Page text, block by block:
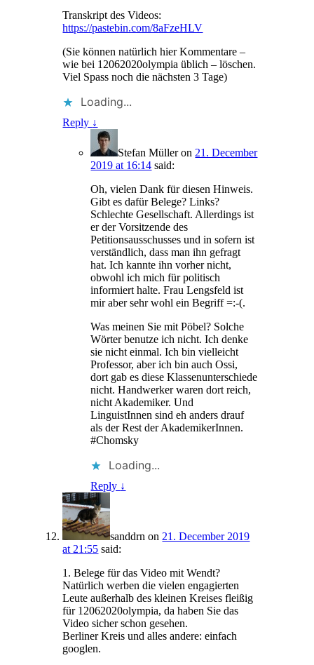
Transkript des Videos:
https://pastebin.com/8aFzeHLV
(Sie können natürlich hier Kommentare –
wie bei 12062020olympia üblich – löschen.
Viel Spass noch die nächsten 3 Tage)
Loading...
Reply ↓
Stefan Mülleron 21. December
2019 at 16:14 said:
Oh, vielen Dank für diesen Hinweis.
Gibt es dafür Belege? Links?
Schlechte Gesellschaft. Allerdings ist
er der Vorsitzende des
Petitionsausschusses und in sofern ist
verständlich, dass man ihn gefragt
hat. Ich kannte ihn vorher nicht,
obwohl ich mich für politisch
informiert halte. Frau Lengsfeld ist
mir aber sehr wohl ein Begriff =:-(.
Was meinen Sie mit Pöbel? Solche
Wörter benutze ich nicht. Ich denke
sie nicht einmal. Ich bin vielleicht
Professor, aber ich bin auch Ossi,
dort gab es diese Klassenunterschiede
nicht. Handwerker waren dort reich,
nicht Akademiker. Und
LinguistInnen sind eh anders drauf
als der Rest der AkademikerInnen.
#Chomsky
Loading...
Reply ↓
sanddrn on 21. December 2019
at 21:55 said:
1. Belege für das Video mit Wendt?
Natürlich werben die vielen engagierten
Leute außerhalb des kleinen Kreises fleißig
für 12062020olympia, da haben Sie das
Video sicher schon gesehen.
Berliner Kreis und alles andere: einfach
googlen.